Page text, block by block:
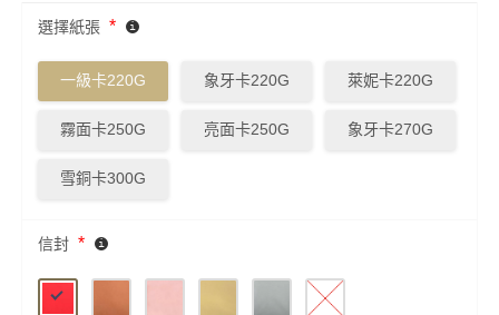
選擇紙張 *
一級卡220G 象牙卡220G 萊妮卡220G
霧面卡250G 亮面卡250G 象牙卡270G
雪銅卡300G
信封 *